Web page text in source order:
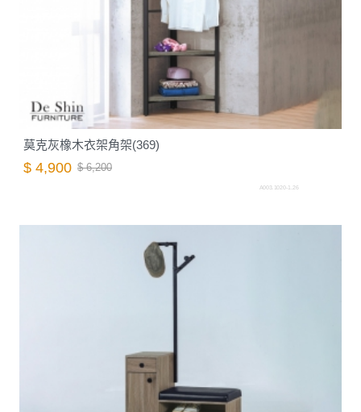
莫克灰橡木衣架角架(369)
$ 4,900 $ 6,200
A003.1020-1.26